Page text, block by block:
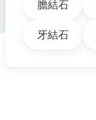
膽結石
牙結石